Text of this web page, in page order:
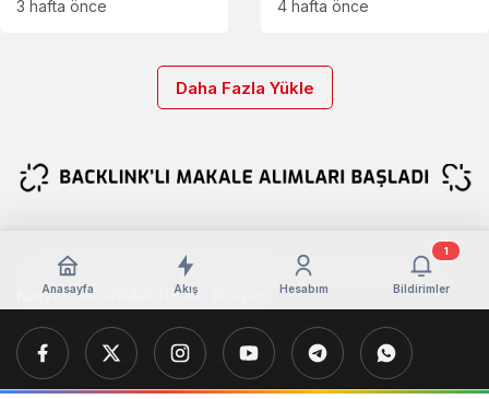
3 hafta önce 4 hafta önce
Daha Fazla Yükle
Anasayfa Akış Hesabım Bildirimler
1
Copyright © 2026 , Tüm Hakları Yalova Güncel Haber Aittir !
Künye Sorumluluk Reddi